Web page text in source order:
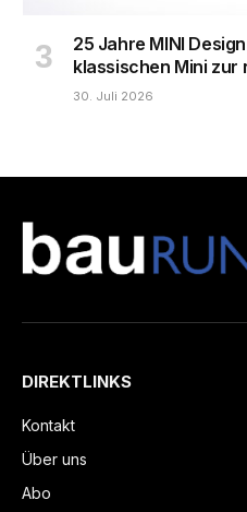
25 Jahre MINI
klassischen Mini zur
30. Juli 2026
DIREKTLINKS
Kontakt
Über uns
Abo